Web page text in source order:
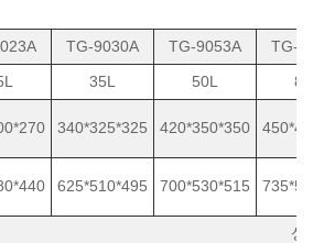
TG-9030A TG-9053A
TG-
35L 50L
340*325*325 420*350*350
625*510*495 700*530*515
상